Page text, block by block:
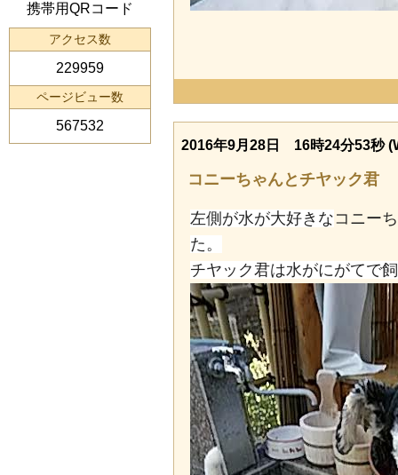
2016年9月28日 16時24分53秒
コニーちゃんとチヤック君
左側が水が大好きなコニー
た。
チヤック君は水がにがてで
携帯用QRコード
アクセス数
229959
ページビュー数
567532